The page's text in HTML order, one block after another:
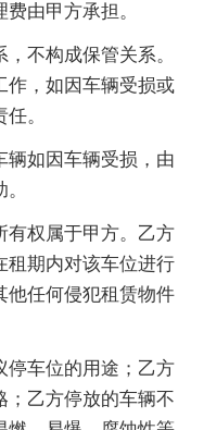
由甲方承担。
不构成保管关系。
作，如因车辆受损或
。
辆如因车辆受损，由
有权属于甲方。乙方
租期内对该车位进行
他任何侵犯租赁物件
停车位的用途；乙方
；乙方停放的车辆不